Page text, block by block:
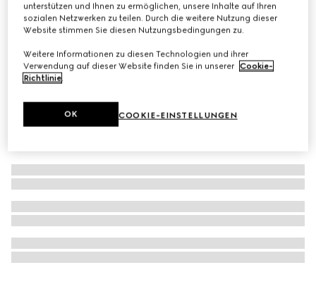
unterstützen und Ihnen zu ermöglichen, unsere Inhalte auf Ihren
sozialen Netzwerken zu teilen. Durch die weitere Nutzung dieser
Website stimmen Sie diesen Nutzungsbedingungen zu.
Weitere Informationen zu diesen Technologien und ihrer
Verwendung auf dieser Website finden Sie in unserer Cookie-
Richtlinie.
COOKIE-EINSTELLUNGEN
OK